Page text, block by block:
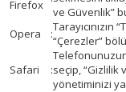
Firefox
ve Güvenlik”
Opera
:Tarayıcınızın
“Çerezler”
Safari
:seçip, “Gizlilik
yönetiminizi